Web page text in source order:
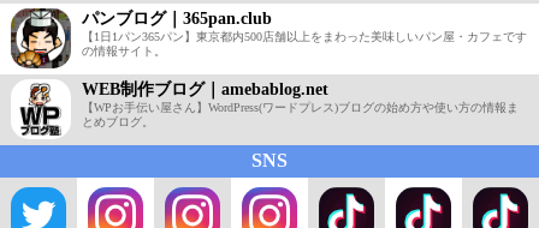
パンブログ｜365pan.club
【1日1パン365パン】東京都内500店舗以上をまわった美味しいパン屋・カフェです
の情報サイト。
WEB制作ブログ｜amebablog.net
【WPお手伝い屋さん】WordPress(ワードプレス)ブログの始め方や使い方の情報ま
とめブログ。
SNS